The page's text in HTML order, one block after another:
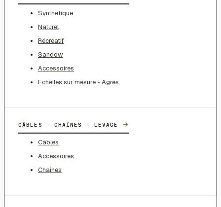
Synthétique
Naturel
Récréatif
Sandow
Accessoires
Echelles sur mesure - Agrès
CÂBLES - CHAÎNES - LEVAGE →
Câbles
Accessoires
Chaines